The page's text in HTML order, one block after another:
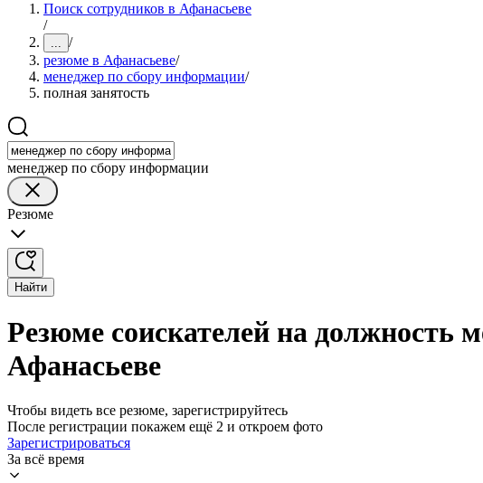
Поиск сотрудников в Афанасьеве
/
... /
резюме в Афанасьеве/
менеджер по сбору информации/
полная занятость
менеджер по сбору информации
Резюме
Найти
Резюме соискателей на должность
Афанасьеве
Чтобы видеть все резюме, зарегистрируйтесь
После регистрации покажем ещё 2 и откроем фото
Зарегистрироваться
За всё время